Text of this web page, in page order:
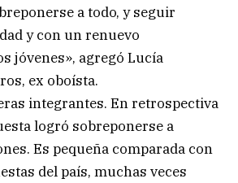
a todo, y seguir
y con un renuevo
jóvenes», agregó Lucía
ex oboísta.
integrantes. En retrospectiva
logró sobreponerse a
Es pequeña comparada con
del país, muchas veces